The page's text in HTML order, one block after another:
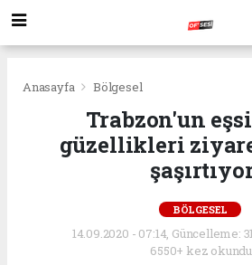
Anasayfa Bölgesel
Trabzon'un
güzellikleri
BÖLGESEL
14.09.2020 - 07:14, Güncelleme:
6550+ kez